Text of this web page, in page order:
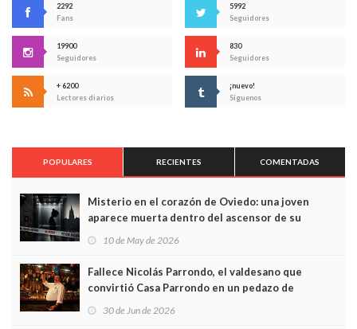
2292
Fans
5992
Seguidores
19900
Seguidores
830
Seguidores
+ 6200
Lectores diarios
¡nuevo!
Síguenos
POPULARES RECIENTES COMENTADAS
Misterio en el corazón de Oviedo: una joven
aparece muerta dentro del ascensor de su
edificio y las cámaras captan sus últimos minutos
10 de May de 2026
Fallece Nicolás Parrondo, el valdesano que
convirtió Casa Parrondo en un pedazo de
Asturias en Madrid
30 de Jun de 2026